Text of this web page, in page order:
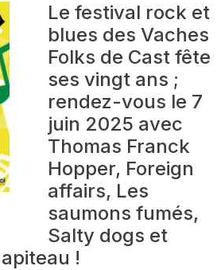
Le festival rock et
blues des Vaches
Folks de Cast fête
ses vingt ans ;
rendez-vous le 7
juin 2025 avec
Thomas Franck
Hopper, Foreign
affairs, Les
saumons fumés,
Salty dogs et
!